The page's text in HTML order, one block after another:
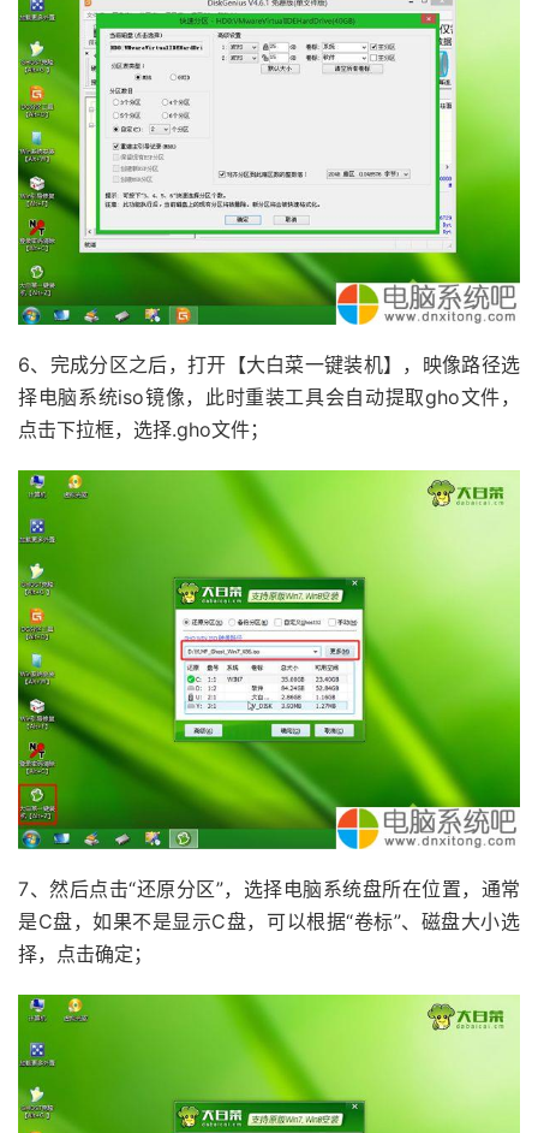
6、完成分区之后，打开【大白菜一键装机】，映像路径选
择电脑系统iso镜像，此时重装工具会自动提取gho文件，
点击下拉框，选择.gho文件；
7、然后点击“还原分区”，选择电脑系统盘所在位置，通常
是C盘，如果不是显示C盘，可以根据“卷标”、磁盘大小选
择，点击确定；